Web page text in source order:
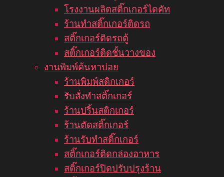
โรงงานผลิตสติ๊กเกอร์ไดคัท
ร้านทำสติ๊กเกอร์ติดรถ
สติ๊กเกอร์ติดรถตู้
สติ๊กเกอร์ติดชั้นวางของ
งานพิมพ์ค้นหาบ่อย
ร้านพิมพ์สติกเกอร์
รับสั่งทำสติ๊กเกอร์
ร้านปริ้นสติกเกอร์
ร้านตัดสติ๊กเกอร์
ร้านรับทำสติ๊กเกอร์
สติ๊กเกอร์ติดกล่องอาหาร
สติ๊กเกอร์ปิดปรับปรุงร้าน